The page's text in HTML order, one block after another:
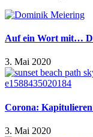
Auf ein Wort mit…
3. Mai 2020
Corona:
3. Mai 2020